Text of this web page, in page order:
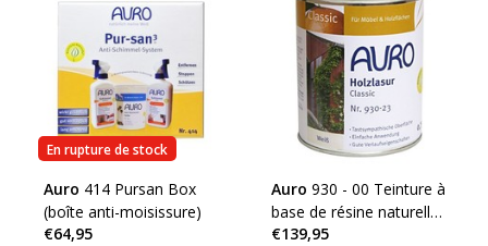
En rupture de stock
Auro 414 Pursan Box
(boîte anti-moisissure)
€64,95
Auro 930 - 00 Teinture à
base de résine naturelle
(pour usage intérieur et
€139,95